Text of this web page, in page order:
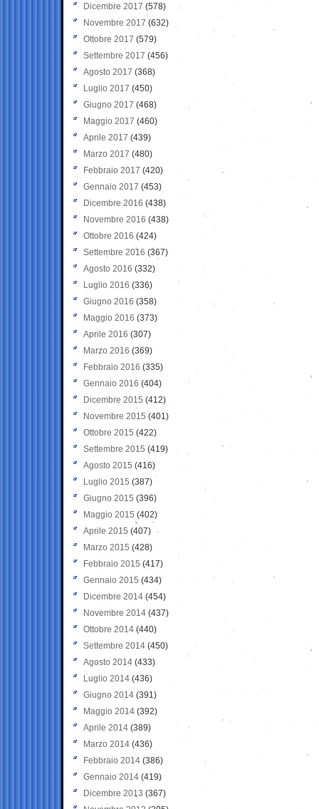
Dicembre 2017 (578)
Novembre 2017 (632)
Ottobre 2017 (579)
Settembre 2017 (456)
Agosto 2017 (368)
Luglio 2017 (450)
Giugno 2017 (468)
Maggio 2017 (460)
Aprile 2017 (439)
Marzo 2017 (480)
Febbraio 2017 (420)
Gennaio 2017 (453)
Dicembre 2016 (438)
Novembre 2016 (438)
Ottobre 2016 (424)
Settembre 2016 (367)
Agosto 2016 (332)
Luglio 2016 (336)
Giugno 2016 (358)
Maggio 2016 (373)
Aprile 2016 (307)
Marzo 2016 (369)
Febbraio 2016 (335)
Gennaio 2016 (404)
Dicembre 2015 (412)
Novembre 2015 (401)
Ottobre 2015 (422)
Settembre 2015 (419)
Agosto 2015 (416)
Luglio 2015 (387)
Giugno 2015 (396)
Maggio 2015 (402)
Aprile 2015 (407)
Marzo 2015 (428)
Febbraio 2015 (417)
Gennaio 2015 (434)
Dicembre 2014 (454)
Novembre 2014 (437)
Ottobre 2014 (440)
Settembre 2014 (450)
Agosto 2014 (433)
Luglio 2014 (436)
Giugno 2014 (391)
Maggio 2014 (392)
Aprile 2014 (389)
Marzo 2014 (436)
Febbraio 2014 (386)
Gennaio 2014 (419)
Dicembre 2013 (367)